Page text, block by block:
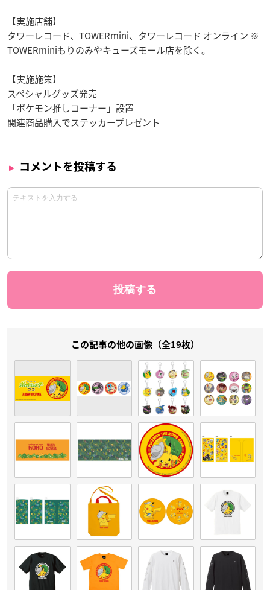
【実施店舗】
タワーレコード、TOWERmini、タワーレコード オンライン ※
TOWERminiもりのみやキューズモール店を除く。
【実施施策】
スペシャルグッズ発売
「ポケモン推しコーナー」設置
関連商品購入でステッカープレゼント
コメントを投稿する
この記事の他の画像（全19枚）